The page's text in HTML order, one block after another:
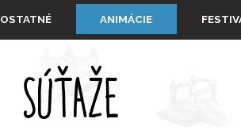
Preskočiť menu
▼
OSTATNÉ ▼
ANIMÁCIE ▼
SÚŤAŽE